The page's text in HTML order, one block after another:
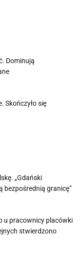
Dominują
Skończyło się
„Gdański
bezpośrednią granicę”
u pracownicy placówki
stwierdzono